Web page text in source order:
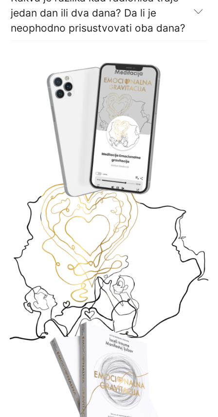
jedan dan ili dva dana? Da li je
neophodno prisustvovati oba dana?